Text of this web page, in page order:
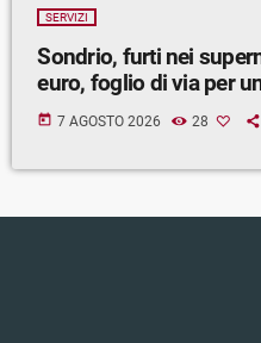
SERVIZI
Sondrio, furti nei
euro, foglio di via per
today 7 AGOSTO 2026 28